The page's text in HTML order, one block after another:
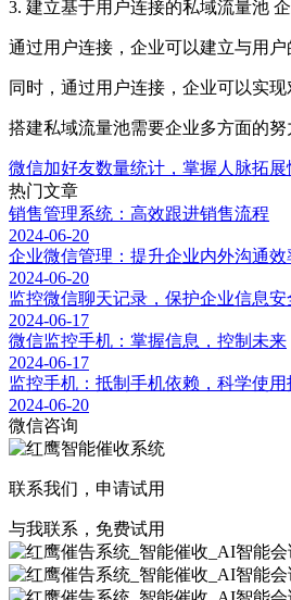
3. 建立基于用户连接的私域流量池
通过用户连接，企业可以建立与用
同时，通过用户连接，企业可以实
搭建私域流量池需要企业多方面的
微信加好友数量统计，掌握人脉拓展
热门文章
销售管理系统：高效跟进销售流程
2024-06-20
企业微信管理：提升企业内外沟通效
2024-06-20
监控微信聊天记录，保护企业信息安
2024-06-17
微信监控手机：掌握信息，控制未来
2024-06-17
监控手机：抵制手机依赖，科学使用
2024-06-20
微信咨询
联系我们，申请试用
与我联系，免费试用